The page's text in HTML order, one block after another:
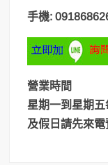
手機:
營業時間
星期一到星期
及假日請先來電